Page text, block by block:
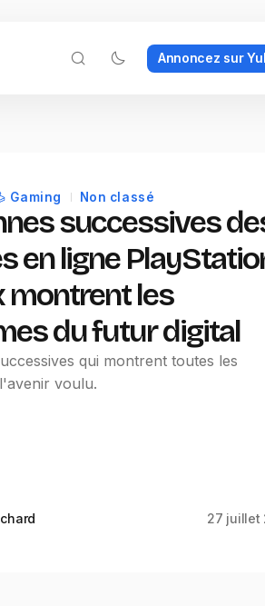
Annoncez sur
Gaming Non classé
successives
en ligne
montrent les
du futur digital
qui montrent toutes les
voulu.
27 juillet